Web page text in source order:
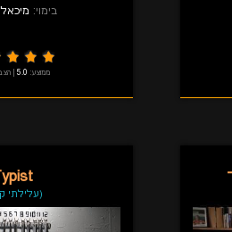
בימוי:
ממוצע: 5.0
|
(עלילתי